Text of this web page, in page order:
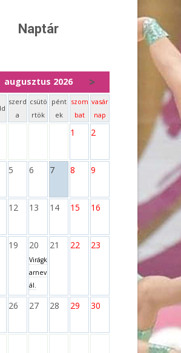
Naptár
augusztus 2026 >
szerd
a
csütö
rtök
pént
ek
szom
bat
vasár
nap
1 2
5 6 7 8 9
12 13 14 15 16
19 20
Virágk
arnev
ál.
21 22 23
26 27 28 29 30